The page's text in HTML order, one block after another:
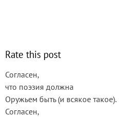
Rate this post
Согласен,
что поэзия должна
Оружьем быть (и всякое такое).
Согласен,